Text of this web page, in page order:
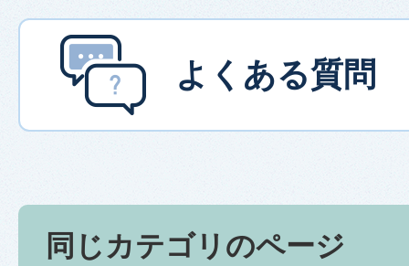
よくある質問
同じカテゴリのページ